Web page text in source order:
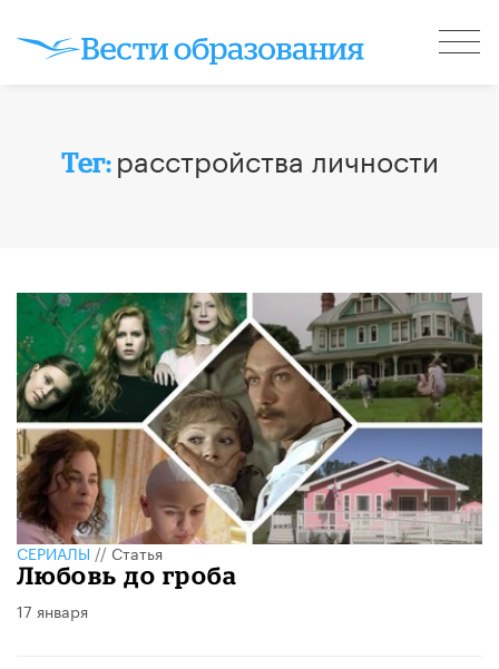
Тег: расстройства личности
СЕРИАЛЫ//Статья
Любовь до гроба
17 января